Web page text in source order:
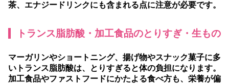
茶、エナジードリンクにも含まれる点に注意が必要です。
トランス脂肪酸・加工食品のとりすぎ・生もの
マーガリンやショートニング、揚げ物やスナック菓子に多
いトランス脂肪酸は、とりすぎると体の負担になります。
加工食品やファストフードにかたよる食べ方も、栄養が偏